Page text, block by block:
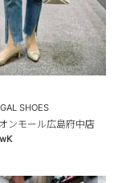
SHOES
ンモール広島府中店